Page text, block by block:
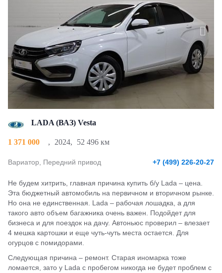
LADA (ВАЗ) Vesta
1 371 000 , 2024, 52 496 км
Вариатор, Передний привод +7 (499) 226-20-27
Не будем хитрить, главная причина купить б/у Lada – цена.
Эта бюджетный автомобиль на первичном и вторичном рынке.
Но она не единственная. Lada – рабочая лошадка, а для
такого авто объем багажника очень важен. Подойдет для
бизнеса и для поездок на дачу. Автоньюс проверил – влезает
4 мешка картошки и еще чуть-чуть места остается. Для
огурцов с помидорами.
Следующая причина – ремонт. Старая иномарка тоже
ломается, зато у Lada с пробегом никогда не будет проблем с